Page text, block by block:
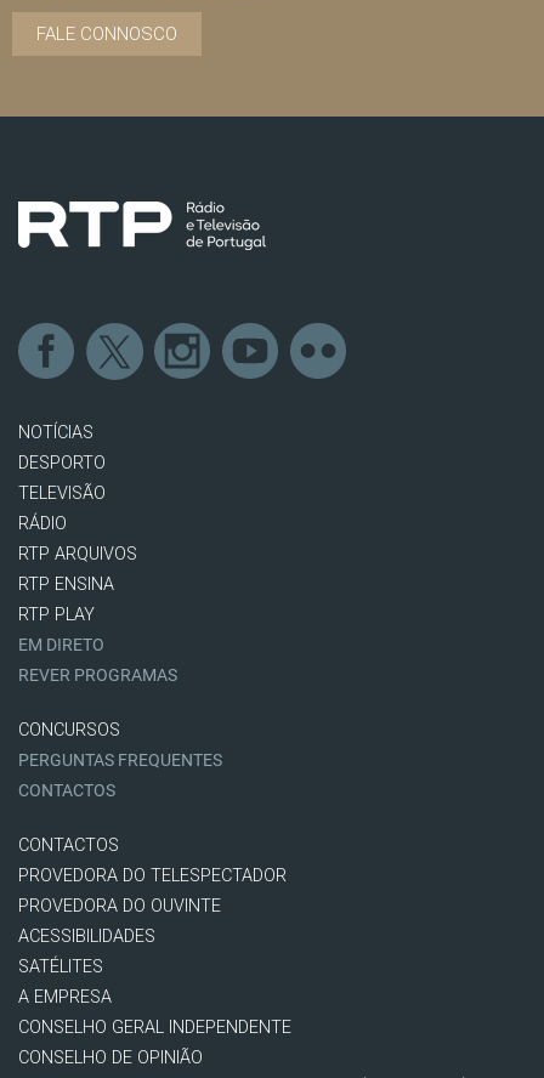
FALE CONNOSCO
NOTÍCIAS
DESPORTO
TELEVISÃO
RÁDIO
RTP ARQUIVOS
RTP ENSINA
RTP PLAY
EM DIRETO
REVER PROGRAMAS
CONCURSOS
PERGUNTAS FREQUENTES
CONTACTOS
CONTACTOS
PROVEDORA DO TELESPECTADOR
PROVEDORA DO OUVINTE
ACESSIBILIDADES
SATÉLITES
A EMPRESA
CONSELHO GERAL INDEPENDENTE
CONSELHO DE OPINIÃO